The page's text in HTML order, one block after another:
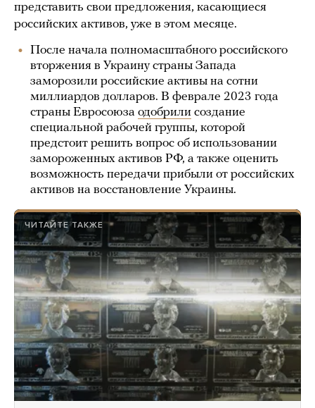
представить свои предложения, касающиеся
российских активов, уже в этом месяце.
После начала полномасштабного российского
вторжения в Украину страны Запада
заморозили российские активы на сотни
миллиардов долларов. В феврале 2023 года
страны Евросоюза одобрили создание
специальной рабочей группы, которой
предстоит решить вопрос об использовании
замороженных активов РФ, а также оценить
возможность передачи прибыли от российских
активов на восстановление Украины.
ЧИТАЙТЕ ТАКЖЕ